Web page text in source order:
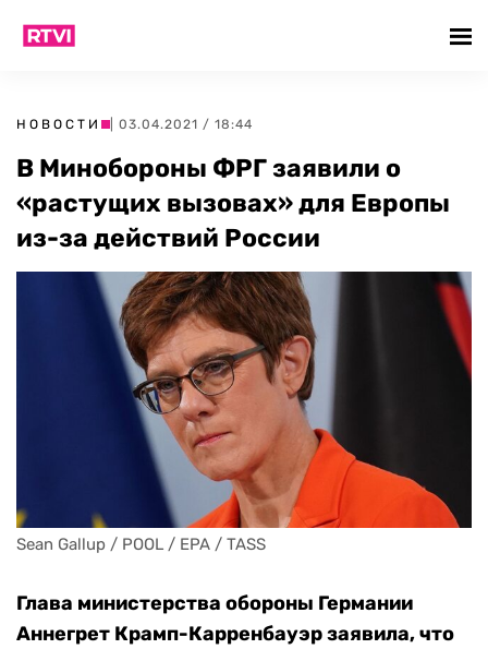
НОВОСТИ | 03.04.2021 / 18:44
В Минобороны ФРГ заявили о
«растущих вызовах» для Европы
из-за действий России
Sean Gallup / POOL / EPA / TASS
Глава министерства обороны Германии
Аннегрет Крамп-Карренбауэр заявила, что